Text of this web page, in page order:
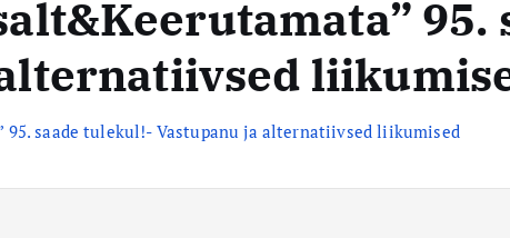
95.
95. saade tulekul!- Vastupanu ja alternatiivsed liikumised